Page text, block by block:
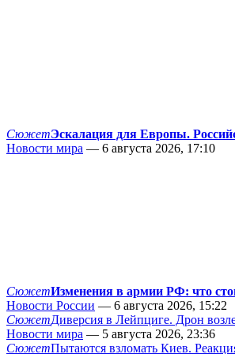
СюжетЭскалация для Европы.
Новости мира — 6 августа 2026, 17:10
СюжетИзменения в армии РФ: что
Новости России — 6 августа 2026, 15:22
СюжетДиверсия в Лейпциге. Дрон
Новости мира — 5 августа 2026, 23:36
СюжетПытаются взломать Киев.